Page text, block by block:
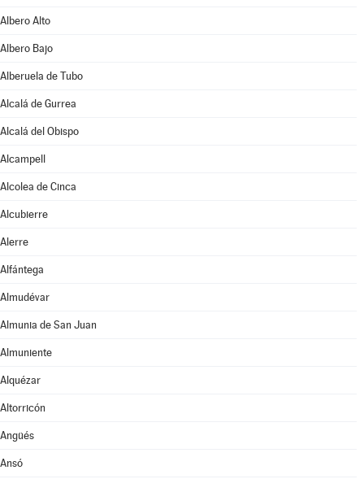
Albero Alto
Albero Bajo
Alberuela de Tubo
Alcalá de Gurrea
Alcalá del Obispo
Alcampell
Alcolea de Cinca
Alcubierre
Alerre
Alfántega
Almudévar
Almunia de San Juan
Almuniente
Alquézar
Altorricón
Angüés
Ansó